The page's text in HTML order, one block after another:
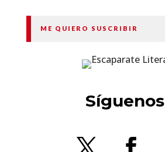
ME QUIERO SUSCRIBIR
Síguenos